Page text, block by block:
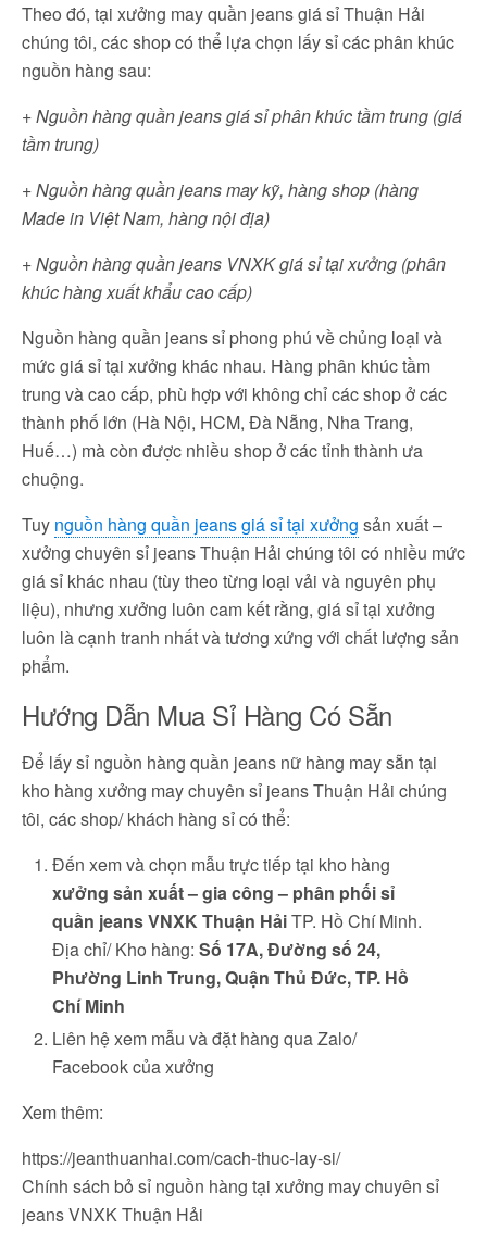
Theo đó, tại xưởng may quần jeans giá sỉ Thuận Hải
chúng tôi, các shop có thể lựa chọn lấy sỉ các phân khúc
nguồn hàng sau:
+ Nguồn hàng quần jeans giá sỉ phân khúc tầm trung (giá
tầm trung)
+Nguồn hàng quần jeans may kỹ, hàng shop (hàng
Made in Việt Nam, hàng nội địa)
+Nguồn hàng quần jeans VNXK giá sỉ tại xưởng (phân
khúc hàng xuất khẩu cao cấp)
Nguồn hàng quần jeans sỉ phong phú về chủng loại và
mức giá sỉ tại xưởng khác nhau. Hàng phân khúc tầm
trung và cao cấp, phù hợp với không chỉ các shop ở các
thành phố lớn (Hà Nội, HCM, Đà Nẵng, Nha Trang,
Huế…) mà còn được nhiều shop ở các tỉnh thành ưa
chuộng.
Tuy nguồn hàng quần jeans giá sỉ tại xưởng sản xuất –
xưởng chuyên sỉ jeans Thuận Hải chúng tôi có nhiều mức
giá sỉ khác nhau (tùy theo từng loại vải và nguyên phụ
liệu), nhưng xưởng luôn cam kết rằng, giá sỉ tại xưởng
luôn là cạnh tranh nhất và tương xứng với chất lượng sản
phẩm.
Hướng Dẫn Mua Sỉ Hàng Có Sẵn
Để lấy sỉ nguồn hàng quần jeans nữ hàng may sẵn tại
kho hàng xưởng may chuyên sỉ jeans Thuận Hải chúng
tôi, các shop/ khách hàng sỉ có thể:
Đến xem và chọn mẫu trực tiếp tại kho hàng
xưởng sản xuất – gia công – phân phối sỉ
quần jeans VNXK Thuận HảiTP. Hồ Chí Minh.
Địa chỉ/ Kho hàng:Số 17A, Đường số 24,
Phường Linh Trung, Quận Thủ Đức, TP. Hồ
Chí Minh
Liên hệ xem mẫu và đặt hàng qua Zalo/
Facebook của xưởng
Xem thêm:
https://jeanthuanhai.com/cach-thuc-lay-si/
Chính sách bỏ sỉ nguồn hàng tại xưởng may chuyên sỉ
jeans VNXK Thuận Hải